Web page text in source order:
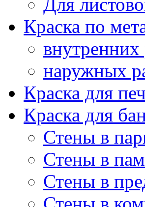
Для
Краска по
внутренних
наружных
Краска для
Краска для
Стены в
Стены в
Стены в